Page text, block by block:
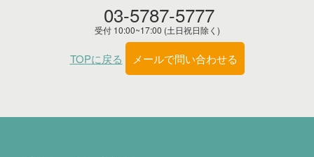
03-5787-5777
受付 10:00~17:00 (土日祝日除く)
TOPに戻る メールで問い合わせる